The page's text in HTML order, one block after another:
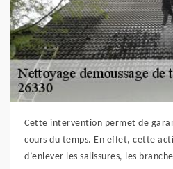
Cette intervention permet de
cours du temps. En effet, cette
d’enlever les salissures, les